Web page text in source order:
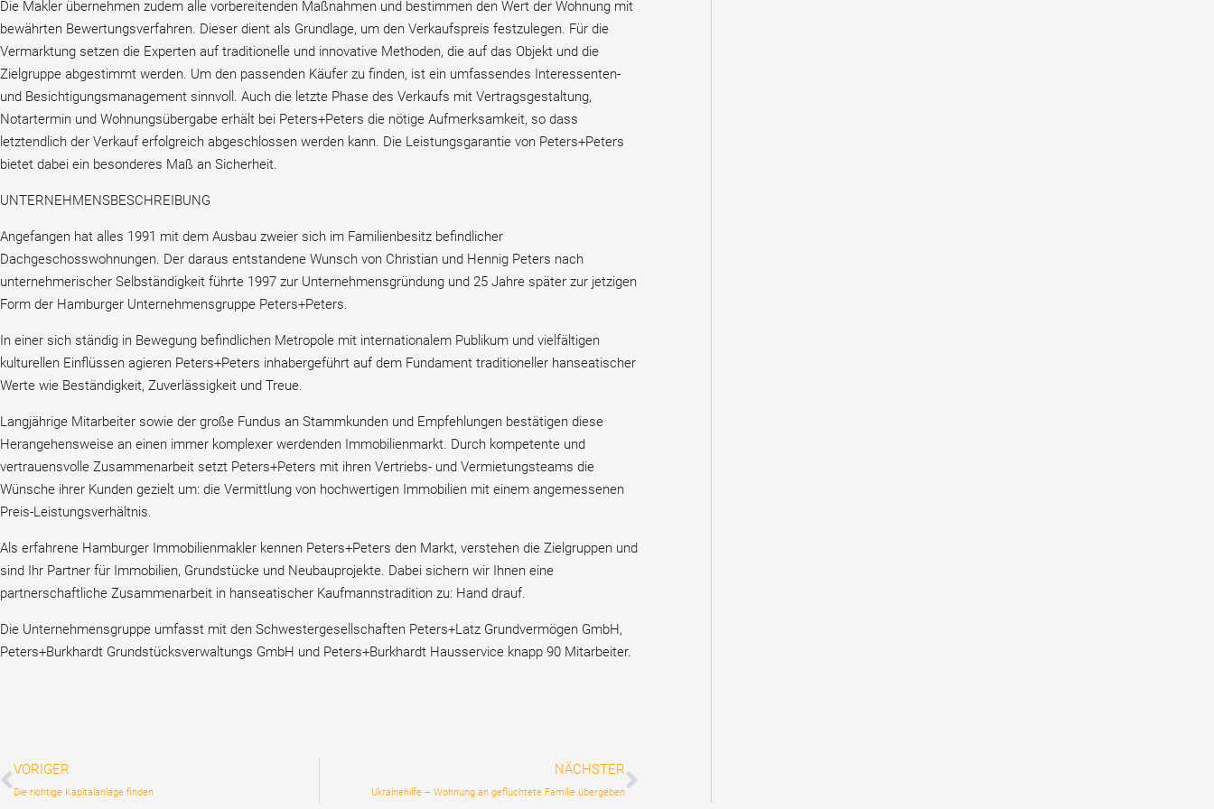
Die Makler übernehmen zudem alle vorbereitenden Maßnahmen und bestimmen den Wert der Wohnung mit
bewährten Bewertungsverfahren. Dieser dient als Grundlage, um den Verkaufspreis festzulegen. Für die
Vermarktung setzen die Experten auf traditionelle und innovative Methoden, die auf das Objekt und die
Zielgruppe abgestimmt werden. Um den passenden Käufer zu finden, ist ein umfassendes Interessenten-
und Besichtigungsmanagement sinnvoll. Auch die letzte Phase des Verkaufs mit Vertragsgestaltung,
Notartermin und Wohnungsübergabe erhält bei Peters+Peters die nötige Aufmerksamkeit, so dass
letztendlich der Verkauf erfolgreich abgeschlossen werden kann. Die Leistungsgarantie von Peters+Peters
bietet dabei ein besonderes Maß an Sicherheit.
UNTERNEHMENSBESCHREIBUNG
Angefangen hat alles 1991 mit dem Ausbau zweier sich im Familienbesitz befindlicher
Dachgeschosswohnungen. Der daraus entstandene Wunsch von Christian und Hennig Peters nach
unternehmerischer Selbständigkeit führte 1997 zur Unternehmensgründung und 25 Jahre später zur jetzigen
Form der Hamburger Unternehmensgruppe Peters+Peters.
In einer sich ständig in Bewegung befindlichen Metropole mit internationalem Publikum und vielfältigen
kulturellen Einflüssen agieren Peters+Peters inhabergeführt auf dem Fundament traditioneller hanseatischer
Werte wie Beständigkeit, Zuverlässigkeit und Treue.
Langjährige Mitarbeiter sowie der große Fundus an Stammkunden und Empfehlungen bestätigen diese
Herangehensweise an einen immer komplexer werdenden Immobilienmarkt. Durch kompetente und
vertrauensvolle Zusammenarbeit setzt Peters+Peters mit ihren Vertriebs- und Vermietungsteams die
Wünsche ihrer Kunden gezielt um: die Vermittlung von hochwertigen Immobilien mit einem angemessenen
Preis-Leistungsverhältnis.
Als erfahrene Hamburger Immobilienmakler kennen Peters+Peters den Markt, verstehen die Zielgruppen und
sind Ihr Partner für Immobilien, Grundstücke und Neubauprojekte. Dabei sichern wir Ihnen eine
partnerschaftliche Zusammenarbeit in hanseatischer Kaufmannstradition zu: Hand drauf.
Die Unternehmensgruppe umfasst mit den Schwestergesellschaften Peters+Latz Grundvermögen GmbH,
Peters+Burkhardt Grundstücksverwaltungs GmbH und Peters+Burkhardt Hausservice knapp 90 Mitarbeiter.
VORIGER
Die richtige Kapitalanlage finden
NÄCHSTER
Ukrainehilfe – Wohnung an geflüchtete Familie übergeben